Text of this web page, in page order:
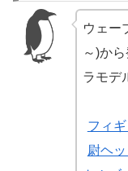
ウェー
～)か
ラモデ
フィ
尉ヘ